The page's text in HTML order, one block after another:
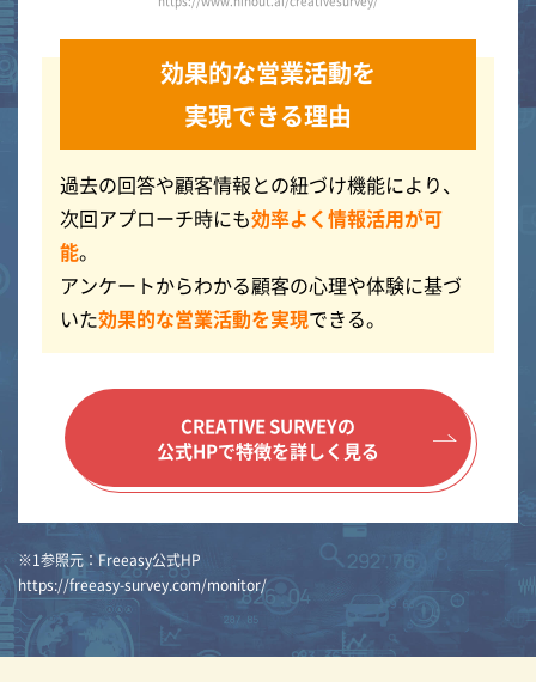
効果的な営業活動を
実現できる理由
過去の回答や顧客情報との紐づけ機能により、
次回アプローチ時にも効率よく情報活用が可
能。
アンケートからわかる顧客の心理や体験に基づ
いた効果的な営業活動を実現できる。
CREATIVE SURVEYの
公式HPで特徴を詳しく見る
※1参照元：Freeasy公式HP
https://freeasy-survey.com/monitor/